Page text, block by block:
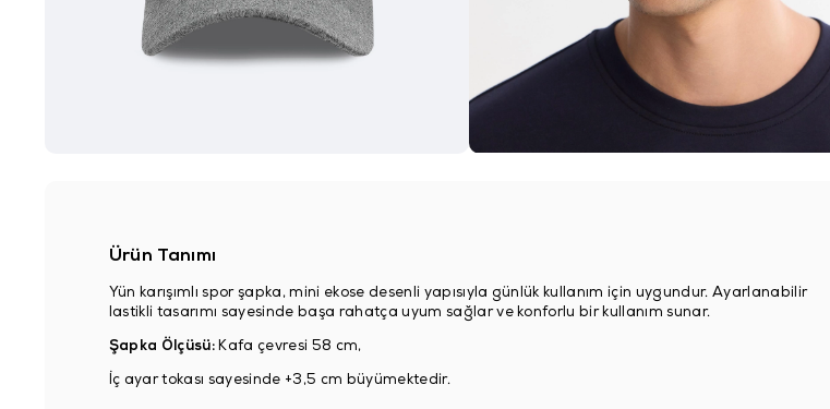
Ürün Tanımı
Yün karışımlı spor şapka, mini ekose desenli yapısıyla günlük kullanım için uygundur. Ayarlanabilir
lastikli tasarımı sayesinde başa rahatça uyum sağlar ve konforlu bir kullanım sunar.
Şapka Ölçüsü:Kafa çevresi 58 cm,
İç ayar tokası sayesinde +3,5 cm büyümektedir.